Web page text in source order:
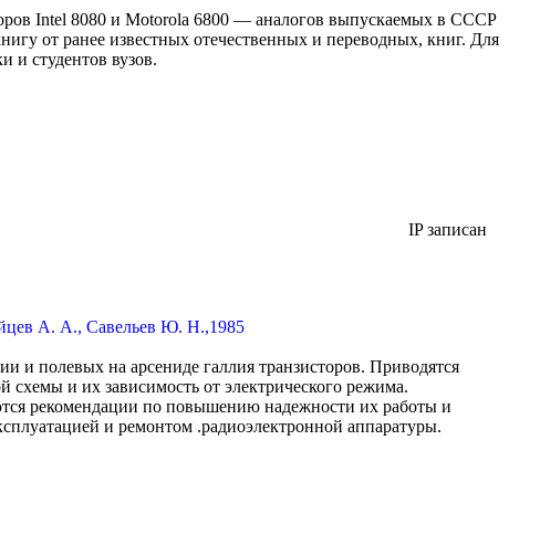
Intel 8080 и Motorola 6800 — аналогов выпускаемых в СССР
от ранее известных отечественных и переводных, книг. Для
и студентов вузов.
IP записан
А. А., Савельев Ю. Н.,1985
и полевых на арсениде галлия транзисторов. Приводятся
схемы и их зависимость от электрического режима.
рекомендации по повышению надежности их работы и
и ремонтом .радиоэлектронной аппаратуры.